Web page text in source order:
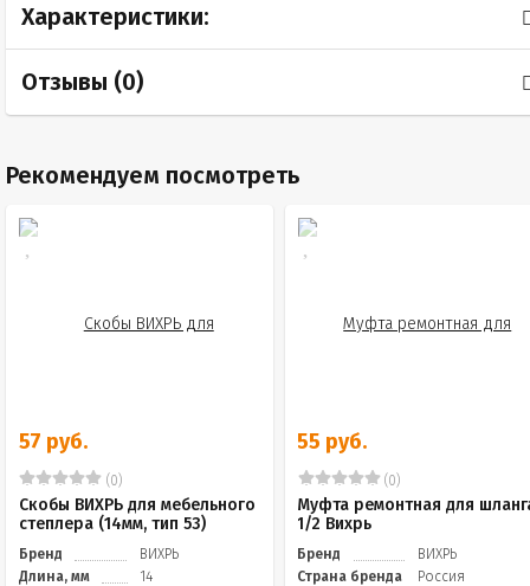
Характеристики:
Отзывы (0)
Рекомендуем посмотреть
57 руб.
(0)
Скобы ВИХРЬ для мебельного
степлера (14мм, тип 53)
Бренд
ВИХРЬ
Длина, мм
14
55 руб.
(0)
Муфта ремонтная для
1/2 Вихрь
Бренд
ВИХРЬ
Страна бренда
Россия